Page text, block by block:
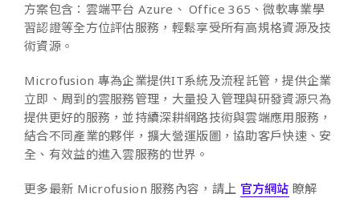
方案包含：雲端平台 Azure、 Office 365、微軟專業學
習認證等全方位評估服務，輕鬆享受所有高規格資源及技
術資源。
Microfusion 專為企業提供IT系統及流程託管，提供企業
立即、周到的雲服務管理，大量投入管理與研發資源只為
提供更好的服務，並持續深耕網路技術與雲端應用服務，
結合不同產業的夥伴，擴大營運版圖，協助客戶快速、安
全、有效益的進入雲服務的世界。
更多最新 Microfusion 服務內容，請上 官方網站 瞭解